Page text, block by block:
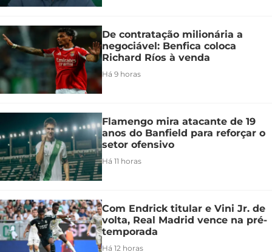
De contratação milionária a
negociável: Benfica coloca
Richard Ríos à venda
Há 9 horas
Flamengo mira atacante de 19
anos do Banfield para reforçar o
setor ofensivo
Há 11 horas
Com Endrick titular e Vini Jr. de
volta, Real Madrid vence na pré-
temporada
Há 12 horas